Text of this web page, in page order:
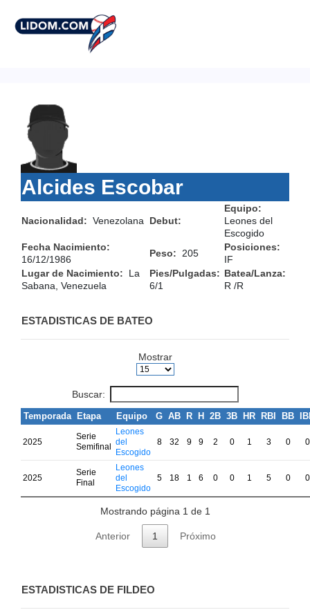
Alcides Escobar
Nacionalidad: Venezolana Debut:
Equipo:
Leones del
Escogido
Fecha Nacimiento:
16/12/1986
Peso: 205
Posiciones:
IF
Lugar de Nacimiento:
La
Sabana, Venezuela
Pies/Pulgadas:
6/1
Batea/Lanza:
R /R
ESTADISTICAS DE BATEO
Mostrar
Buscar:
Temporada Etapa Equipo G AB R H 2B 3B HR RBI BB
2025
Serie
Semifinal
Leones
del
Escogido
8 32 9 9 2 0 1 3 0 0
2025
Serie
Final
Leones
del
Escogido
5 18 1 6 0 0 1 5 0 0
Mostrando página 1 de 1
Anterior 1 Próximo
ESTADISTICAS DE FILDEO